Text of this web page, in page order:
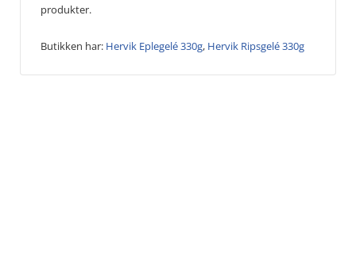
produkter.
Butikken har: Hervik Eplegelé 330g, Hervik Ripsgelé 330g